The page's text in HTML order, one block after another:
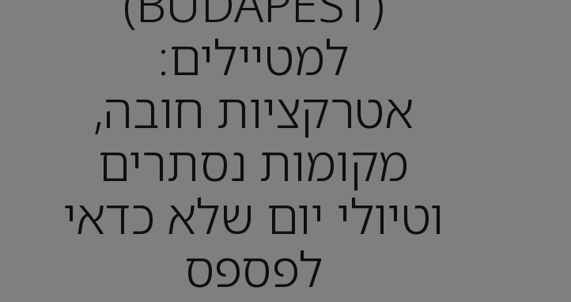
למטיילים:
אטרקציות חובה,
מקומות נסתרים
וטיולי יום שלא כדאי
לפספס